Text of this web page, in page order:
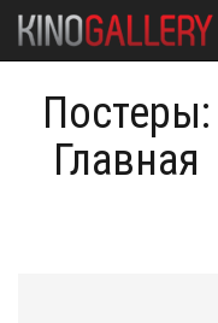
Постеры:
Главная